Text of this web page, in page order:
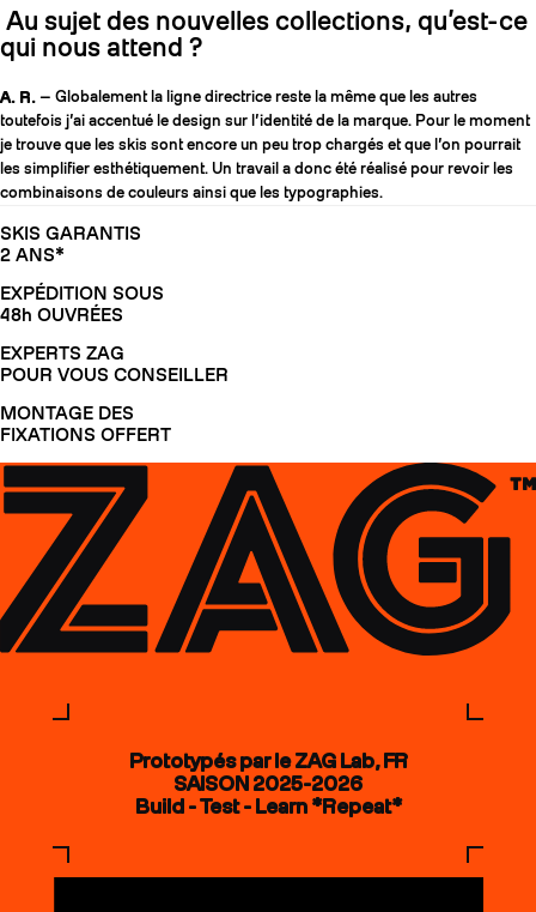
Au sujet des nouvelles collections, qu’est-ce
qui nous attend ?
A. R. — Globalement la ligne directrice reste la même que les autres
toutefois j’ai accentué le design sur l’identité de la marque. Pour le moment
je trouve que les skis sont encore un peu trop chargés et que l’on pourrait
les simplifier esthétiquement. Un travail a donc été réalisé pour revoir les
combinaisons de couleurs ainsi que les typographies.
SKIS GARANTIS
2 ANS*
EXPÉDITION SOUS
48h OUVRÉES
EXPERTS ZAG
POUR VOUS CONSEILLER
MONTAGE DES
FIXATIONS OFFERT
Prototypés par le ZAG Lab, FR
SAISON 2025-2026
Build - Test - Learn *Repeat*